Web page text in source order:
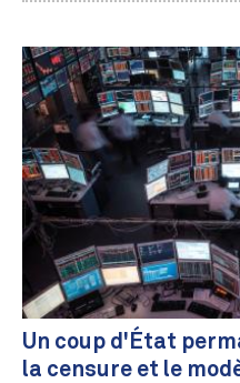
Un coup d'État
la censure et le